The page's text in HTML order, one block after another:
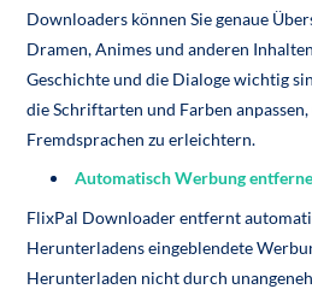
Downloaders können Sie genaue
Dramen, Animes und anderen
Geschichte und die Dialoge wichtig
die Schriftarten und Farben
Fremdsprachen zu erleichtern.
Automatisch Werbung
FlixPal Downloader entfernt
Herunterladens eingeblendete
Herunterladen nicht durch